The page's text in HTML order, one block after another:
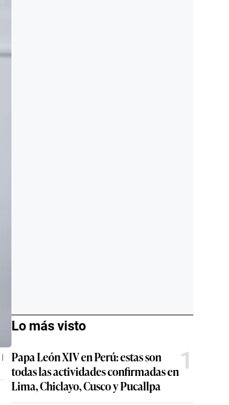
Lo más visto
Papa León XIV en Perú: estas son
todas las actividades confirmadas en
Lima, Chiclayo, Cusco y Pucallpa
1